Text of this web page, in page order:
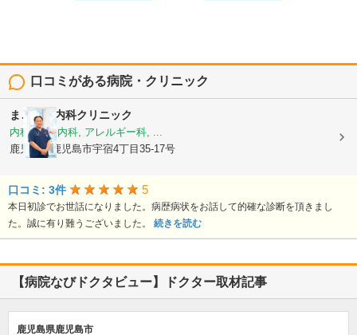
口コミがある病院・クリニック
まごころ内科クリニック
内科, 神経内科, アレルギー科, ...
鹿児島県鹿児島市宇宿4丁目35-17号
口コミ: 3件 5
本日初診でお世話になりました。病歴病状をお話して的確な診断を頂きまし
た。誠に有り難うございました。 続きを読む
【病院なびドクタビュー】ドクター取材記事
鹿児島県鹿児島市